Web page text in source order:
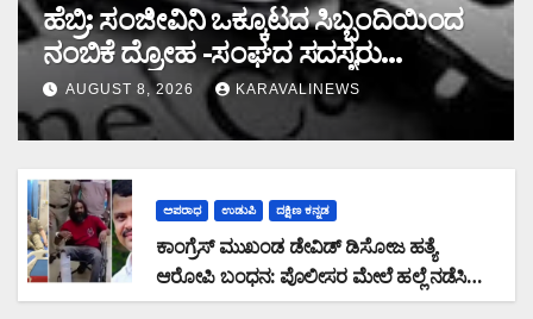
ಹೆಬ್ರಿ: ಸಂಜೀವಿನಿ ಒಕ್ಕೂಟದ ಸಿಬ್ಬಂದಿಯಿಂದ
ನಂಬಿಕೆ ದ್ರೋಹ -ಸಂಘದ ಸದಸ್ಯರು
ಮರುಪಾವತಿ ಮಾಡಿದ ಸಾಲ ಜಮಾ ಮಾಡದೆ
28,19,489 ರೂ. ವಂಚನೆ
AUGUST 8, 2026 KARAVALINEWS
ಅಪರಾಧ ಉಡುಪಿ ದಕ್ಷಿಣ ಕನ್ನಡ
ಕಾಂಗ್ರೆಸ್ ಮುಖಂಡ ಡೇವಿಡ್ ಡಿಸೋಜ ಹತ್ಯೆ
ಆರೋಪಿ ಬಂಧನ: ಪೊಲೀಸರ ಮೇಲೆ ಹಲ್ಲೆ ನಡೆಸಿ
ಪರಾರಿಯಾಗುತ್ತಿದ್ದ ಆರೋಪಿ ಕಾಲಿಗೆ ಫೈರಿಂಗ್